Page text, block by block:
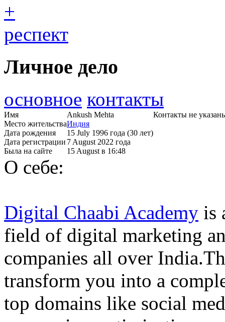
+
респект
Личное дело
основное контакты
Имя
Ankush Mehta
Место жительстваИндия
Дата рождения
15 July 1996 года (30 лет)
Дата регистрации 7 August 2022 года
Была на сайте
15 August в 16:48
Контакты не
О себе:
Digital Chaabi Academy is
field of digital marketing
companies all over
transform you into a
top domains like social